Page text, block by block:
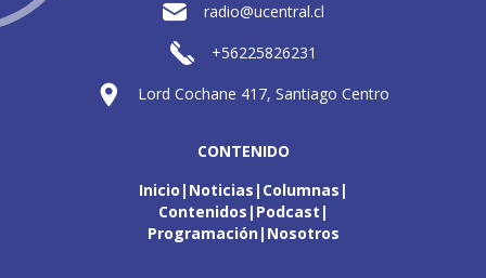
radio@ucentral.cl
+56225826231
Lord Cochane 417, Santiago Centro
CONTENIDO
Inicio Noticias Columnas
Contenidos Podcast
Programación Nosotros